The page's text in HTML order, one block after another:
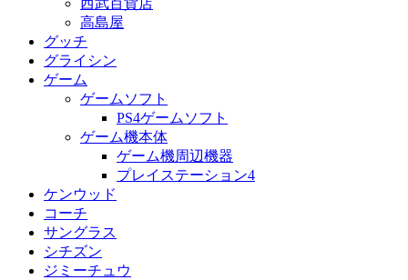
高島屋
グッチ
グライシン
ゲーム
ゲームソフト
PS4ゲームソフト
ゲーム機本体
ゲーム機周辺機器
プレイステーション4
ケンウッド
コーチ
サングラス
シチズン
ジミーチュウ